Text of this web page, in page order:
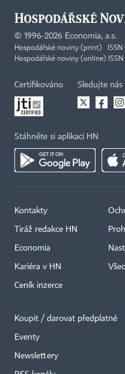
© 1996-2026 Economia, a.s.
Hospodářské noviny (print) ISSN
Hospodářské noviny (online) ISSN
Certifikováno Sledujte nás
Stáhněte si aplikaci HN
Kontakty
Tiráž redakce HN
Economia
Kariéra v HN
Ceník inzerce
Koupit / darovat předplatné
Eventy
Newslettery